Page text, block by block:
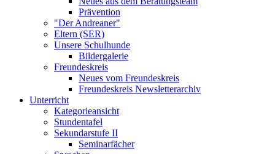
Prävention
"Der Andreaner"
Eltern (SER)
Unsere Schulhunde
Bildergalerie
Freundeskreis
Neues vom Freundeskreis
Freundeskreis Newsletterarchiv
Unterricht
Kategorieansicht
Stundentafel
Sekundarstufe II
Seminarfächer